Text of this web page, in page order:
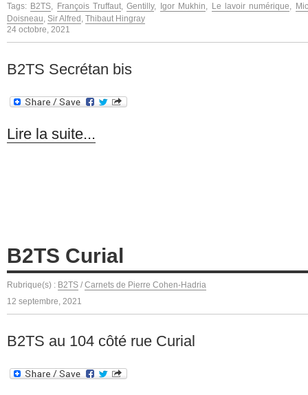
Tags: B2TS, François Truffaut,Gentilly, Igor Mukhin, Le lavoir numérique,
Doisneau, Sir Alfred , Thibaut Hingray
24 octobre, 2021
B2TS Secrétan bis
Lire la suite...
B2TS Curial
Rubrique(s) : B2TS / Carnets de Pierre Cohen-Hadria
12 septembre, 2021
B2TS au 104 côté rue Curial